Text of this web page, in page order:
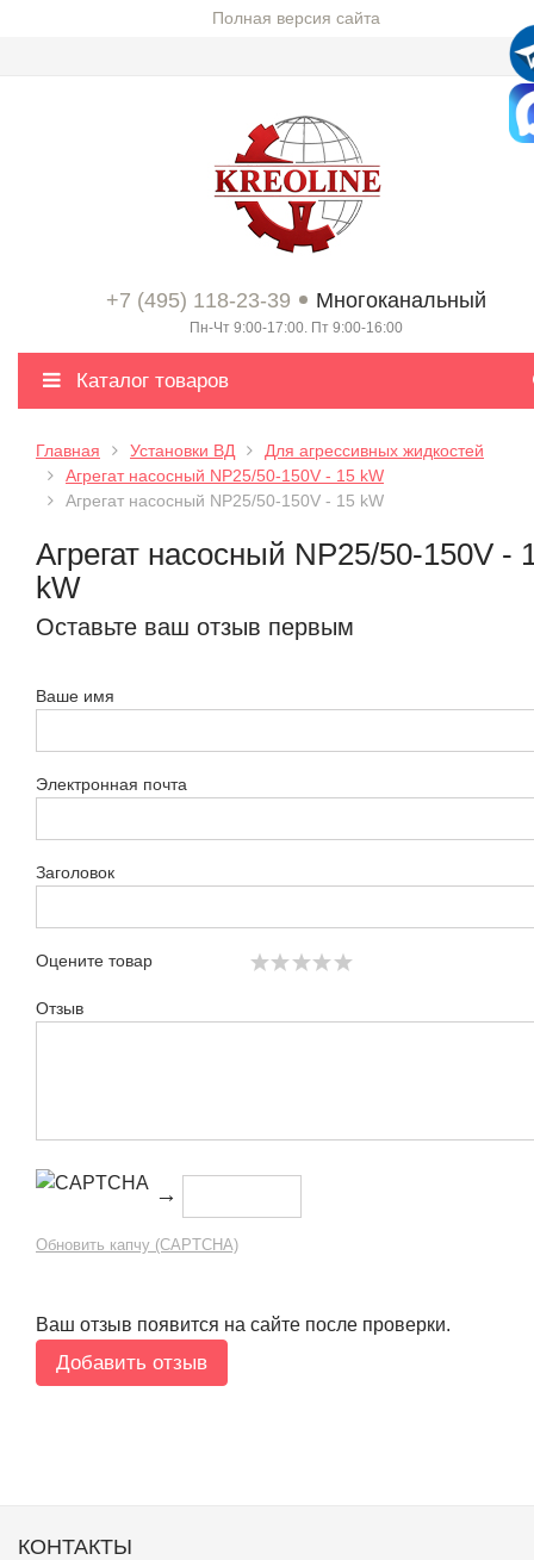
Полная версия сайта
+7 (495) 118-23-39 Многоканальный
Пн-Чт 9:00-17:00. Пт 9:00-16:00
Каталог товаров
Главная Установки ВД
Для агрессивных жидкостей
Агрегат насосный NP25/50-150V - 15 kW
Агрегат насосный NP25/50-150V - 15 kW
Агрегат насосный NP25/50-150V -
kW
Оставьте ваш отзыв первым
Ваше имя
Электронная почта
Заголовок
Оцените товар
Отзыв
→
Обновить капчу (CAPTCHA)
Ваш отзыв появится на сайте после проверки.
КОНТАКТЫ